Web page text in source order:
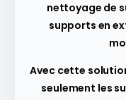
nettoyage de
supports en
Avec cette
seulement les